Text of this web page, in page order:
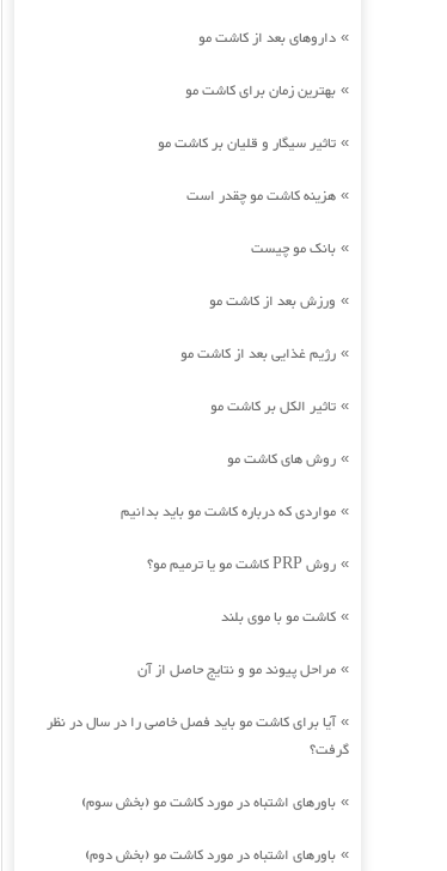
» داروهای بعد از کاشت مو
» بهترین زمان برای کاشت مو
» تاثیر سیگار و قلیان بر کاشت مو
» هزینه کاشت مو چقدر است
» بانک مو چیست
» ورزش بعد از کاشت مو
» رژیم غذایی بعد از کاشت مو
» تاثیر الکل بر کاشت مو
» روش های کاشت مو
» مواردی که درباره کاشت مو باید بدانیم
» روش PRP کاشت مو یا ترمیم مو؟
» کاشت مو با موی بلند
» مراحل پیوند مو و نتایج حاصل از آن
»آیا برای کاشت مو باید فصل خاصی را در سال در نظر
گرفت؟
» باورهای اشتباه در مورد کاشت مو (بخش سوم)
» باورهای اشتباه در مورد کاشت مو (بخش دوم)